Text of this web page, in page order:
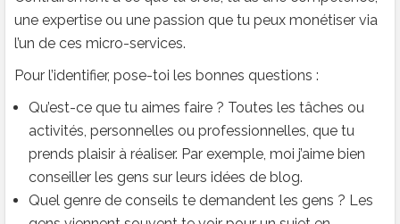
une expertise ou une passion que tu peux monétiser via
l’un de ces micro-services.
Pour l’identifier, pose-toi les bonnes questions :
Qu’est-ce que tu aimes faire ? Toutes les tâches ou
activités, personnelles ou professionnelles, que tu
prends plaisir à réaliser. Par exemple, moi j’aime bien
conseiller les gens sur leurs idées de blog.
Quel genre de conseils te demandent les gens ? Les